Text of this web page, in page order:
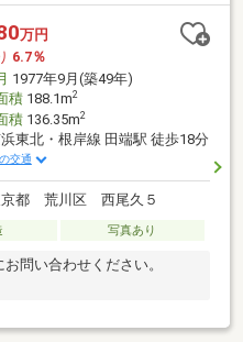
万円
6.7％
1977年9月(築49年)
積188.1m2
積136.35m2
東北・根岸線 田端駅 徒歩18分
交通
京都 荒川区 西尾久５
写真あり
問い合わせください。